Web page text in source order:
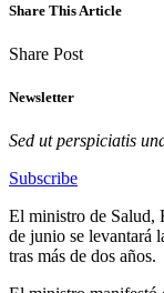
Share This Article
Share Post
Newsletter
Sed ut perspiciatis
Subscribe
El ministro de Salud,
de junio se levantará
tras más de dos años.